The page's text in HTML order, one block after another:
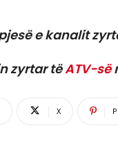
e kanalit
zyrtar tëATV-së
X